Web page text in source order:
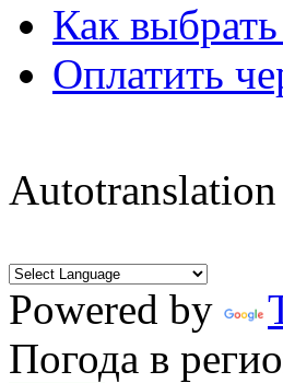
Как
Оплатить
Powered by
Погода в